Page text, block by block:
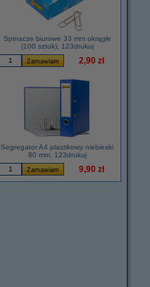
Spinacze biurowe 33 mm okrągłe
(100 sztuk), 123drukuj
2,90 zł
Segregator A4 plastikowy niebieski
80 mm, 123drukuj
9,90 zł